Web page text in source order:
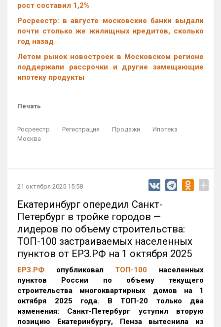
рост составил 1,2%
Росреестр: в августе московские банки выдали
почти столько же жилищных кредитов, сколько
год назад
Летом рынок новостроек в Московском регионе
поддержали рассрочки и другие замещающие
ипотеку продукты
Печать
Росреестр Регистрация Продажи
Ипотека
Москва
21 октября 2025 15:58 +
Екатеринбург опередил Санкт-
Петербург в тройке городов —
лидеров по объему строительства:
ТОП-100 застраиваемых населенных
пунктов от ЕРЗ.РФ на 1 октября 2025
ЕРЗ.РФ опубликовал ТОП-100 населенных
пунктов России по объему текущего
строительства многоквартирных домов на 1
октября 2025 года. В ТОП-20 только два
изменения: Санкт-Петербург уступил вторую
позицию Екатеринбургу, Пенза вытеснила из